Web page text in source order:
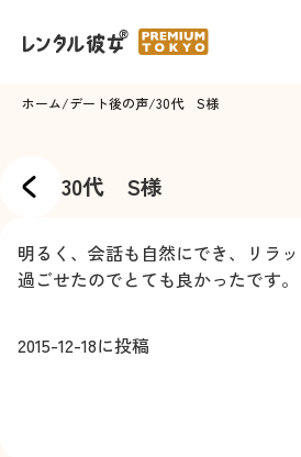
ホーム/デート後の声/30代 S様
30代 S様
明るく、会話も自然にでき、リラ
過ごせたのでとても良かったです。
2015-12-18に投稿